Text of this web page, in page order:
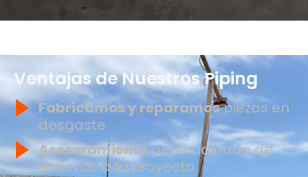
Ventajas de Nuestros Piping
Fabricamos y reparamospiezas en
desgaste
Asesoramientopersonalizado de
acuerdo a tu proyecto.